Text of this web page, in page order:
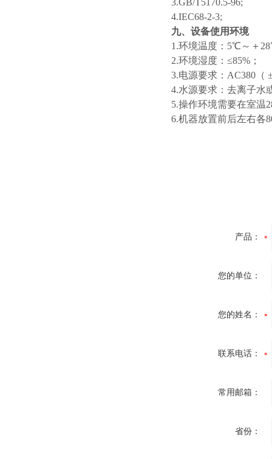
3.GB/T5170.5-96;
4.IEC68-2-3;
九、设备使用环境
1.环境温度：5℃～＋
2.环境湿度：≤85%；
3.电源要求：AC380（
4.水源要求：去离子水
5.操作环境需要在室温
6.机器放置前后左右各
产品：
您的单位：
您的姓名：
联系电话：
常用邮箱：
省份：